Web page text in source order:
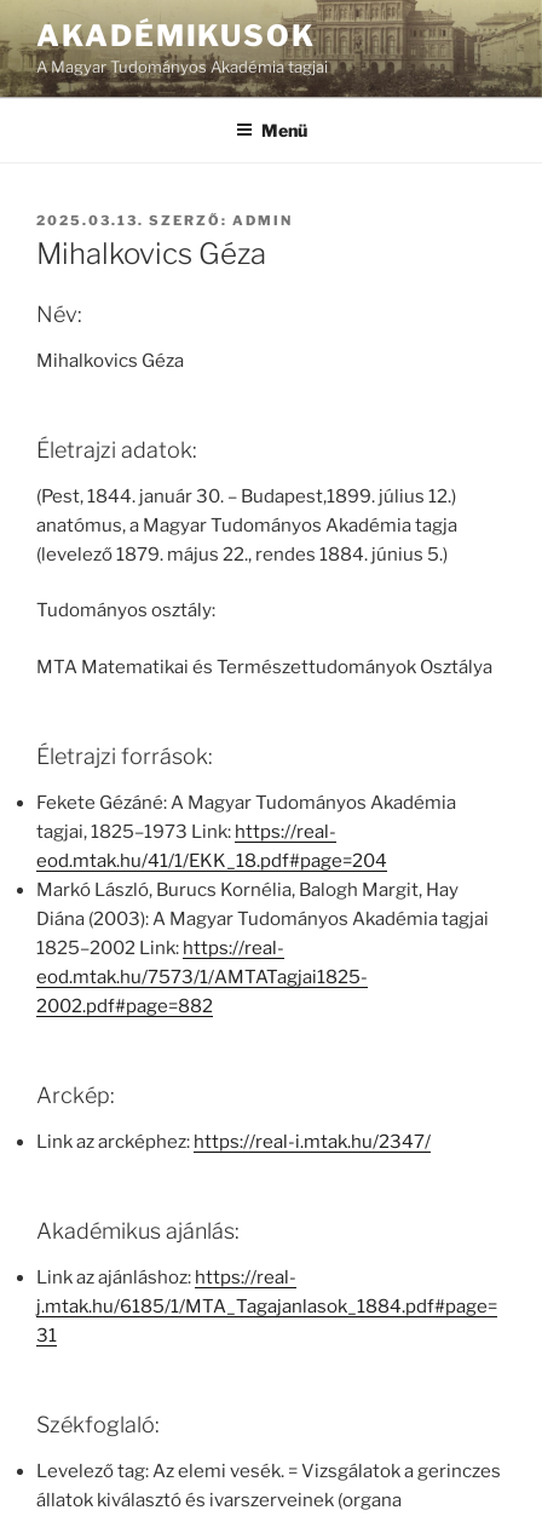
AKADÉMIKUSOK
A Magyar Tudományos Akadémia tagjai
Menü
BEKÜLDVE:
2025.03.13. SZERZŐ: ADMIN
Mihalkovics Géza
Név:
Mihalkovics Géza
Életrajzi adatok:
(Pest, 1844. január 30. – Budapest,1899. július 12.)
anatómus, a Magyar Tudományos Akadémia tagja
(levelező 1879. május 22., rendes 1884. június 5.)
Tudományos osztály:
MTA Matematikai és Természettudományok Osztálya
Életrajzi források:
Fekete Gézáné: A Magyar Tudományos Akadémia
tagjai, 1825–1973 Link: https://real-
eod.mtak.hu/41/1/EKK_18.pdf#page=204
Markó László, Burucs Kornélia, Balogh Margit, Hay
Diána (2003): A Magyar Tudományos Akadémia tagjai
1825–2002 Link: https://real-
eod.mtak.hu/7573/1/AMTATagjai1825-
2002.pdf#page=882
Arckép:
Link az arcképhez: https://real-i.mtak.hu/2347/
Akadémikus ajánlás:
Link az ajánláshoz: https://real-
j.mtak.hu/6185/1/MTA_Tagajanlasok_1884.pdf#page=
31
Székfoglaló:
Levelező tag: Az elemi vesék. = Vizsgálatok a gerinczes
állatok kiválasztó és ivarszerveinek (organa